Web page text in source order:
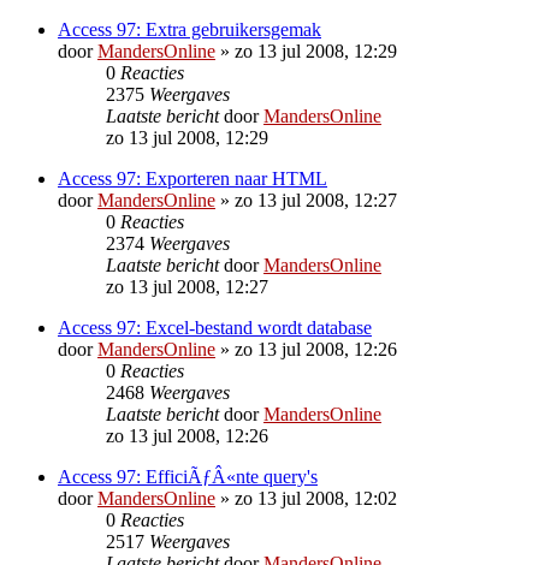
Access 97: Extra gebruikersgemak
doorMandersOnline » zo 13 jul 2008, 12:29
0 Reacties
2375 Weergaves
Laatste berichtdoorMandersOnline
zo 13 jul 2008, 12:29
Access 97: Exporteren naar HTML
doorMandersOnline » zo 13 jul 2008, 12:27
0 Reacties
2374 Weergaves
Laatste berichtdoorMandersOnline
zo 13 jul 2008, 12:27
Access 97: Excel-bestand wordt database
doorMandersOnline » zo 13 jul 2008, 12:26
0 Reacties
2468 Weergaves
Laatste berichtdoorMandersOnline
zo 13 jul 2008, 12:26
Access 97: EfficiÃƒÂ«nte query's
doorMandersOnline » zo 13 jul 2008, 12:02
0 Reacties
2517 Weergaves